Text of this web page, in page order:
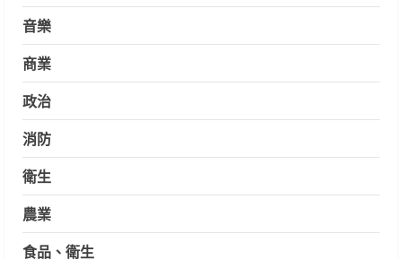
音樂
商業
政治
消防
衛生
農業
食品、衛生